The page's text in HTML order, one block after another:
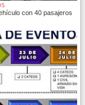
con 40 pasajeros